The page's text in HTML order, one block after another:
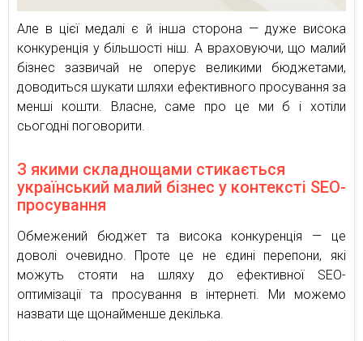
Але в цієї медалі є й інша сторона — дуже висока
конкуренція у більшості ніш. А враховуючи, що малий
бізнес зазвичай не оперує великими бюджетами,
доводиться шукати шляхи ефективного просування за
менші кошти. Власне, саме про це ми б і хотіли
сьогодні поговорити.
З якими складнощами стикається
український малий бізнес у контексті SEO-
просування
Обмежений бюджет та висока конкуренція — це
доволі очевидно. Проте це не єдині перепони, які
можуть стояти на шляху до ефективної SEO-
оптимізації та просування в інтернеті. Ми можемо
назвати ще щонайменше декілька.